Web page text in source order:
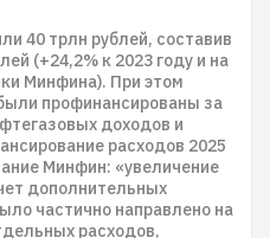
40 трлн рублей, составив
(+24,2% к 2023 году и на
Минфина). При этом
профинансированы за
доходов и
расходов 2025
Минфин: «увеличение
дополнительных
частично направлено на
расходов,